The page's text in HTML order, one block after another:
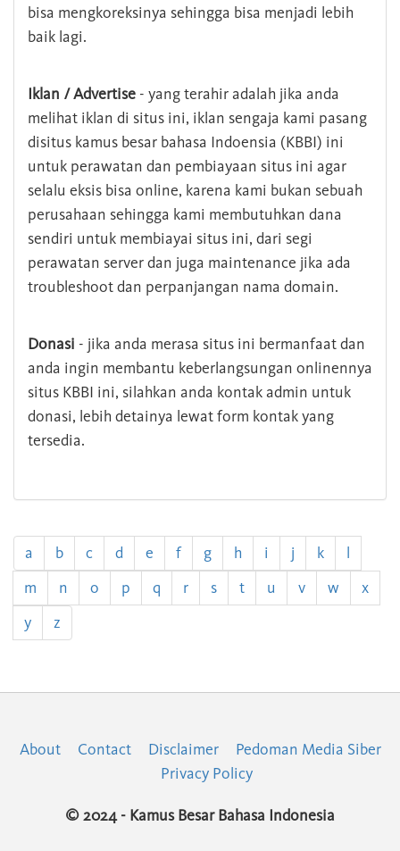
bisa mengkoreksinya sehingga bisa menjadi lebih
baik lagi.
Iklan / Advertise - yang terahir adalah jika anda
melihat iklan di situs ini, iklan sengaja kami pasang
disitus kamus besar bahasa Indoensia (KBBI) ini
untuk perawatan dan pembiayaan situs ini agar
selalu eksis bisa online, karena kami bukan sebuah
perusahaan sehingga kami membutuhkan dana
sendiri untuk membiayai situs ini, dari segi
perawatan server dan juga maintenance jika ada
troubleshoot dan perpanjangan nama domain.
Donasi - jika anda merasa situs ini bermanfaat dan
anda ingin membantu keberlangsungan onlinennya
situs KBBI ini, silahkan anda kontak admin untuk
donasi, lebih detainya lewat form kontak yang
tersedia.
a b c d e f g h i j k
l
m
n o p q r s t u v w
x
y
z
About Contact Disclaimer
Pedoman Media Siber
Privacy Policy
© 2024 - Kamus Besar Bahasa Indonesia